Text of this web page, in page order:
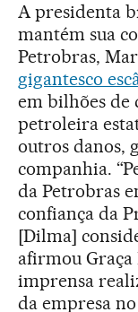
A presidenta
mantém sua
Petrobras,
gigantesco
em bilhões de
petroleira
outros danos,
companhia.
da Petrobras
confiança da
[Dilma]
afirmou Graça
imprensa
da empresa